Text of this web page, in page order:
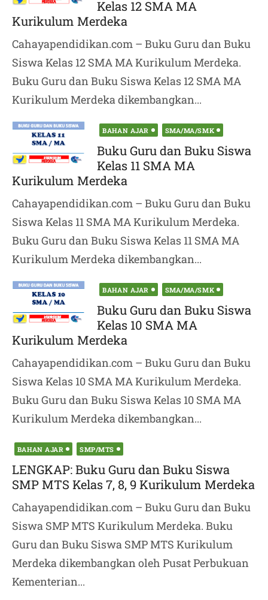
Kelas 12 SMA MA
Kurikulum Merdeka
Cahayapendidikan.com – Buku Guru dan Buku
Siswa Kelas 12 SMA MA Kurikulum Merdeka.
Buku Guru dan Buku Siswa Kelas 12 SMA MA
Kurikulum Merdeka dikembangkan...
Posted
on
BAHAN AJAR SMA/MA/SMK
Buku Guru dan Buku Siswa
Kelas 11 SMA MA
Kurikulum Merdeka
Cahayapendidikan.com – Buku Guru dan Buku
Siswa Kelas 11 SMA MA Kurikulum Merdeka.
Buku Guru dan Buku Siswa Kelas 11 SMA MA
Kurikulum Merdeka dikembangkan...
Posted
on
BAHAN AJAR SMA/MA/SMK
Buku Guru dan Buku Siswa
Kelas 10 SMA MA
Kurikulum Merdeka
Cahayapendidikan.com – Buku Guru dan Buku
Siswa Kelas 10 SMA MA Kurikulum Merdeka.
Buku Guru dan Buku Siswa Kelas 10 SMA MA
Kurikulum Merdeka dikembangkan...
Posted
on
BAHAN AJAR SMP/MTS
LENGKAP: Buku Guru dan Buku Siswa
SMP MTS Kelas 7, 8, 9 Kurikulum Merdeka
Cahayapendidikan.com – Buku Guru dan Buku
Siswa SMP MTS Kurikulum Merdeka. Buku
Guru dan Buku Siswa SMP MTS Kurikulum
Merdeka dikembangkan oleh Pusat Perbukuan
Kementerian...